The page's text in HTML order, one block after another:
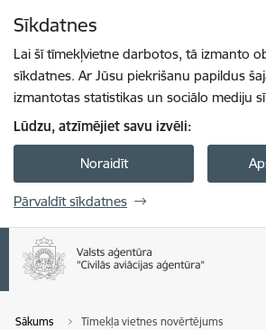
Sīkdatnes
Lai šī tīmekļvietne darbotos, tā izmanto
sīkdatnes. Ar Jūsu piekrišanu papildus
izmantotas statistikas un sociālo mediju
Lūdzu, atzīmējiet savu izvēli:
Noraidīt
Pārvaldīt sīkdatnes
Sākums Tīmekļa vietnes novērtējums